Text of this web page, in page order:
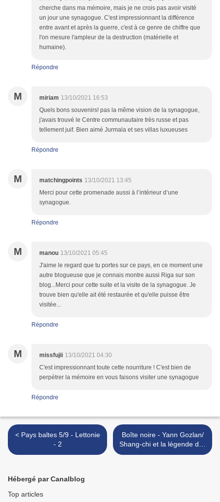
cherche dans ma mémoire, mais je ne crois pas avoir visité
un jour une synagogue. C'est impressionnant la différence
entre avant et après la guerre, c'est à ce genre de chiffre que
l'on mesure l'ampleur de la destruction (matérielle et
humaine).
Répondre
M miriam 13/10/2021 16:53
Quels bons souvenirs! pas la même vision de la synagogue,
j'avais trouvé le Centre communautaire très russe et pas
tellement juif. Bien aimé Jurmala et ses villas luxueuses
Répondre
M matchingpoints 13/10/2021 13:45
Merci pour cette promenade aussi à l’intérieur d‘une
synagogue.
Répondre
M manou 13/10/2021 05:45
J'aime le regard que tu portes sur ce pays, en ce moment une
autre blogueuse que je connais montre aussi Riga sur son
blog...Merci pour cette suite et la visite de la synagogue. Je
trouve bien qu'elle ait été restaurée et qu'elle puisse être
visitée...
Répondre
M missfujii 13/10/2021 04:30
C'est impressionnant toute cette nourriture ! C'est bien de
perpétrer la mémoire en vous faisons visiter une synagogue
Répondre
< Pays baltes 5/9 - Lettonie
- 2
Boîte noire - Yann Gozlan/
Shang-chi et la légende des
dix anneaux - Destin Daniel
Hébergé par Canalblog
Top articles